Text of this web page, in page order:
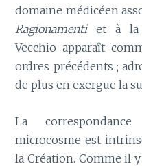
domaine médicéen
Ragionamentiet à la
Vecchio apparaît
ordres précédents ;
de plus en exergue la
La
microcosme est
la Création. Comme il